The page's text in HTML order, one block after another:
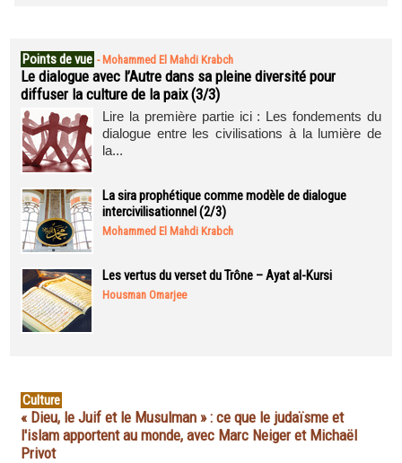
Points de vue - Mohammed El Mahdi Krabch
Le dialogue avec l’Autre dans sa pleine diversité pour
diffuser la culture de la paix (3/3)
Lire la première partie ici : Les fondements du
dialogue entre les civilisations à la lumière de
la...
La sira prophétique comme modèle de dialogue
intercivilisationnel (2/3)
Mohammed El Mahdi Krabch
Les vertus du verset du Trône – Ayat al-Kursi
Housman Omarjee
Culture
« Dieu, le Juif et le Musulman » : ce que le judaïsme et
l'islam apportent au monde, avec Marc Neiger et Michaël
Privot